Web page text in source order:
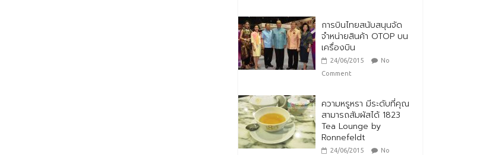
การบินไทยสนับสนุนจัด
จำหน่ายสินค้า OTOP บน
เครื่องบิน
24/06/2015
No
Comment
ความหรูหรา มีระดับที่คุณ
สามารถสัมผัสได้ 1823
Tea Lounge by
Ronnefeldt
24/06/2015
No